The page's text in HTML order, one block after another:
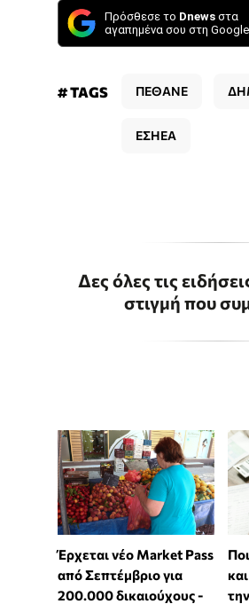
Πρόσθεσε το Dnews στα
αγαπημένα σου στη Google
# TAGS ΠΕΘΑΝΕ
ΕΣΗΕΑ
Δες όλες τις
στιγμή που
Έρχεται νέο Market Pass
από Σεπτέμβριο για
200.000 δικαιούχους -